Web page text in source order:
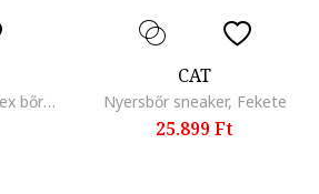
Colorado Low 2.0 uniszex bőrcipő, Fekete
CAT
Nyersbőr sneaker, Fekete
25.899 Ft